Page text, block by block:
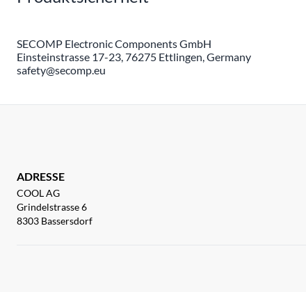
SECOMP Electronic Components GmbH
Einsteinstrasse 17-23, 76275 Ettlingen, Germany
safety@secomp.eu
ADRESSE
COOL AG
Grindelstrasse 6
8303 Bassersdorf